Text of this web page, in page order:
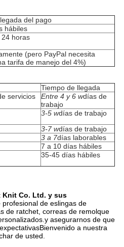
del pago
hábiles
24 horas
(pero PayPal necesita
tarifa de manejo del 4%)
Tiempo de llegada
servicios
Entre 4 y 6 wdías de
trabajo
3-5 wdías de trabajo
3-7 wdías de trabajo
3 a 7días laborables
7 a 10 días hábiles
35-45 días hábiles
Knit Co. Ltd. y sus
de eslingas de
de ratchet, correas de remolque
asegurarnos de que
a nuestra
de usted.